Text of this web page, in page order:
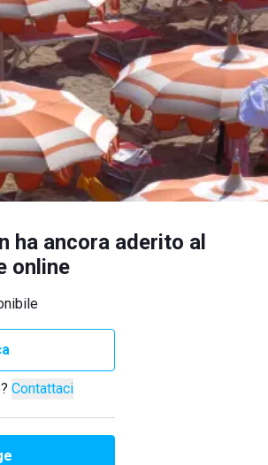
ha ancora aderito al
online
Contattaci